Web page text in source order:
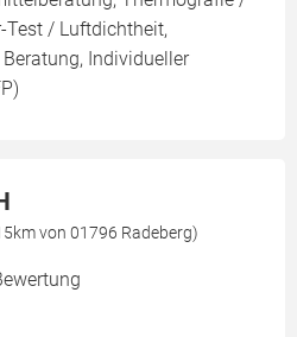
Test / Luftdichtheit,
Individueller
von 01796 Radeberg)